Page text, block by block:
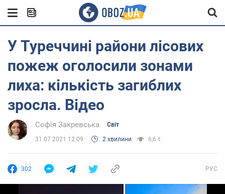
У Туреччині райони лісових
пожеж оголосили зонами
лиха: кількість загиблих
зросла. Відео
Софія Закревська Світ
31.07.2021 12:09 2 хвилини 6,6 т.
302 РУС